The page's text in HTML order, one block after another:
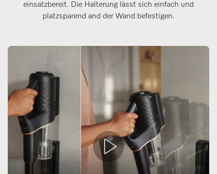
einsatzbereit. Die Halterung lässt sich einfach und
platzsparend and der Wand befestigen.